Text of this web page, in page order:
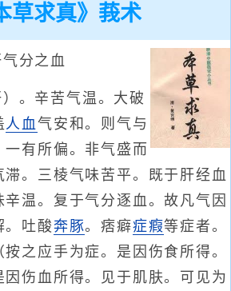
草求真》莪术
分之血
。辛苦气温。大破
人血气安和。则气与
有所偏。非气盛而
滞。三棱气味苦平。既于肝经血
温。复于气分逐血。故凡气因
。吐酸 奔豚。痞癖症瘕等症者。
之应手为症。是因伤食所得。
伤血所得。见于肌肤。可见为